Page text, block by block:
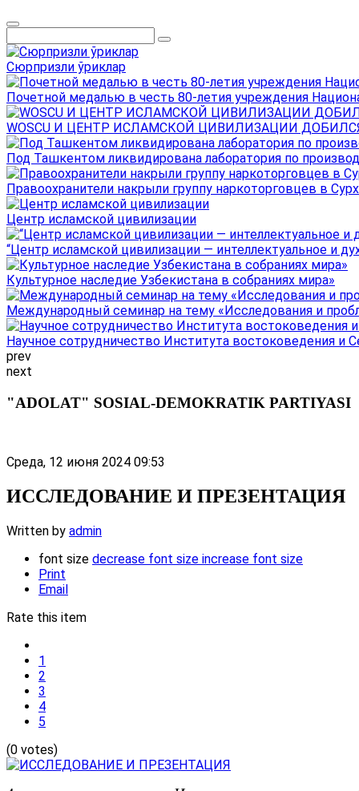
Сюрпризли ўриклар
Почетной медалью в честь 80-летия учреждения
WOSCU И ЦЕНТР ИСЛАМСКОЙ ЦИВИЛИЗАЦИИ
Под Ташкентом ликвидирована лаборатория по
Правоохранители накрыли группу наркоторговцев в
Центр исламской цивилизации
“Центр исламской цивилизации — интеллектуальное и
Культурное наследие Узбекистана в собраниях мира»
Международный семинар на тему «Исследования и
Научное сотрудничество Института востоковедения и
prev
next
"ADOLAT" SOSIAL-DEMOKRATIK PARTIYASI
Среда, 12 июня 2024 09:53
ИССЛЕДОВАНИE И ПРЕЗЕНТАЦИЯ
Written by admin
font size decrease font size increase font size
Print
Email
Rate this item
1
2
3
4
5
(0 votes)